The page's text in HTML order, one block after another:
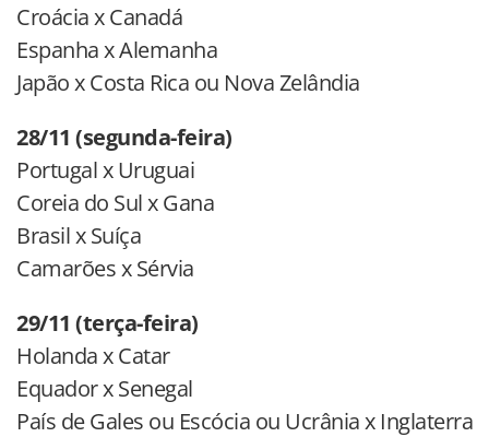
Croácia x Canadá
Espanha x Alemanha
Japão x Costa Rica ou Nova Zelândia
28/11 (segunda-feira)
Portugal x Uruguai
Coreia do Sul x Gana
Brasil x Suíça
Camarões x Sérvia
29/11 (terça-feira)
Holanda x Catar
Equador x Senegal
País de Gales ou Escócia ou Ucrânia x Inglaterra